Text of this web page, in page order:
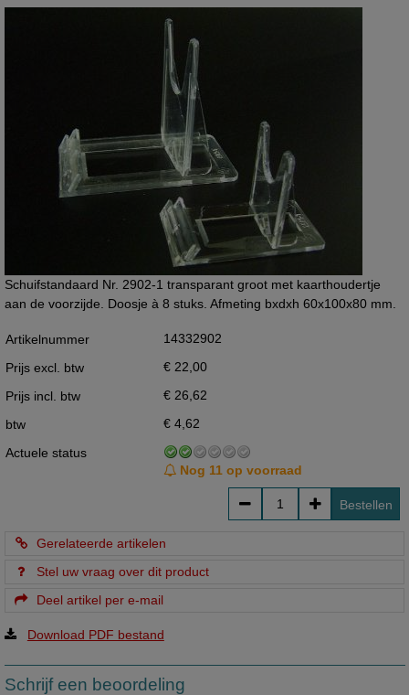
Schuifstandaard Nr. 2902-1 transparant groot met kaarthoudertje
aan de voorzijde. Doosje à 8 stuks. Afmeting bxdxh 60x100x80 mm.
Artikelnummer
14332902
Prijs excl. btw
€ 22,00
Prijs incl. btw
€ 26,62
btw
€ 4,62
Actuele status
Nog 11 op voorraad
Bestellen
Gerelateerde artikelen
Stel uw vraag over dit product
Deel artikel per e-mail
Download PDF bestand
Schrijf een beoordeling